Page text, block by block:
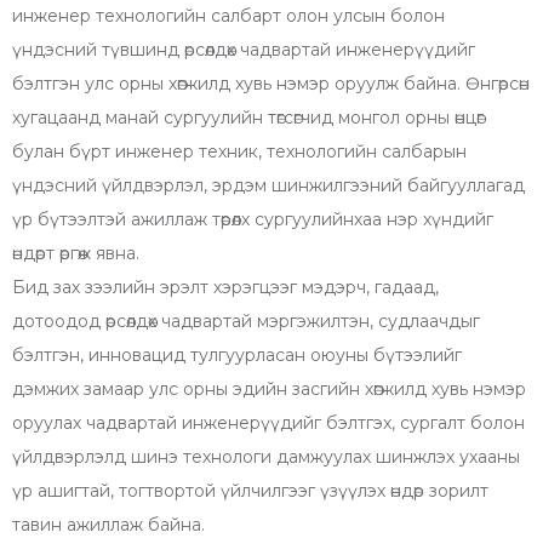
инженер технологийн салбарт олон улсын болон
үндэсний түвшинд өрсөлдөх чадвартай инженерүүдийг
бэлтгэн улс орны хөгжилд хувь нэмэр оруулж байна. Өнгөрсөн
хугацаанд манай сургуулийн төгсөгчид монгол орны өнцөг
булан бүрт инженер техник, технологийн салбарын
үндэсний үйлдвэрлэл, эрдэм шинжилгээний байгууллагад
үр бүтээлтэй ажиллаж төрөлх сургуулийнхаа нэр хүндийг
өндөрт өргөж явна.
Бид зах зээлийн эрэлт хэрэгцээг мэдэрч, гадаад,
дотоодод өрсөлдөх чадвартай мэргэжилтэн, судлаачдыг
бэлтгэн, инновацид тулгуурласан оюуны бүтээлийг
дэмжих замаар улс орны эдийн засгийн хөгжилд хувь нэмэр
оруулах чадвартай инженерүүдийг бэлтгэх, сургалт болон
үйлдвэрлэлд шинэ технологи дамжуулах шинжлэх ухааны
үр ашигтай, тогтвортой үйлчилгээг үзүүлэх өндөр зорилт
тавин ажиллаж байна.